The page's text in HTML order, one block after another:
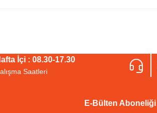
İçi : 08.30-17.30
Saatleri
E-Bülten Aboneliği